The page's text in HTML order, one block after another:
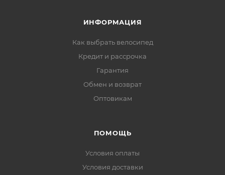
ИНФОРМАЦИЯ
Как выбрать велосипед
Кредит и рассрочка
Гарантия
Обмен и возврат
Оптовикам
ПОМОЩЬ
Условия оплаты
Условия доставки